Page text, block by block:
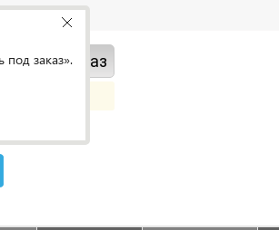
под заказ
заказ».